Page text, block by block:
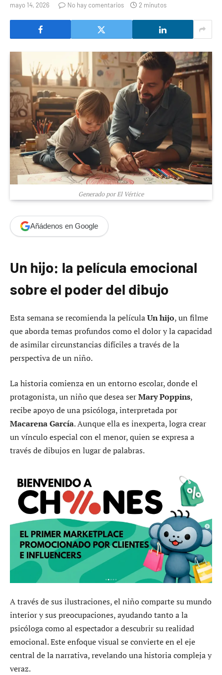
mayo 14, 2026 No hay comentarios 2 minutos
Generado por El Vértice
Añádenos en Google
Un hijo: la película emocional
sobre el poder del dibujo
Esta semana se recomienda la películaUn hijo, un filme
que aborda temas profundos como el dolor y la capacidad
de asimilar circunstancias difíciles a través de la
perspectiva de un niño.
La historia comienza en un entorno escolar, donde el
protagonista, un niño que desea serMary Poppins,
recibe apoyo de una psicóloga, interpretada por
Macarena García. Aunque ella es inexperta, logra crear
un vínculo especial con el menor, quien se expresa a
través de dibujos en lugar de palabras.
A través de sus ilustraciones, el niño comparte su mundo
interior y sus preocupaciones, ayudando tanto a la
psicóloga como al espectador a descubrir su realidad
emocional. Este enfoque visual se convierte en el eje
central de la narrativa, revelando una historia compleja y
veraz.